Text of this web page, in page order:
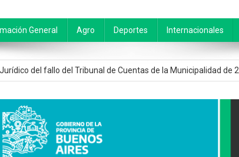
General Agro Deportes Internacionales
Una artista de 25 de Mayo que apuesta al pop
Peronista: “La rendición de cuentas 2025 fue rechazada y la
del fallo del Tribunal de Cuentas de la Municipalidad de
en la adolescencia | Entorno cultural y desafío pedagógico
Una artista de 25 de Mayo que apuesta al pop